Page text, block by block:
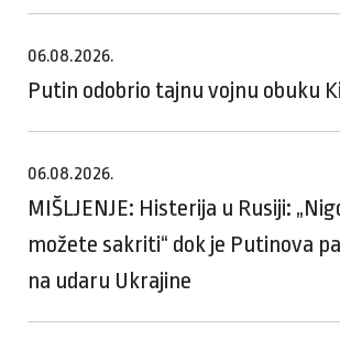
06.08.2026.
Putin odobrio tajnu vojnu obuku
06.08.2026.
MIŠLJENJE: Histerija u Rusiji:
možete sakriti“ dok je Putinova
na udaru Ukrajine